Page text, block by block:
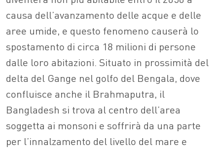
causa dell’avanzamento delle acque e delle
aree umide, e questo fenomeno causerà lo
spostamento di circa 18 milioni di persone
dalle loro abitazioni. Situato in prossimità del
delta del Gange nel golfo del Bengala, dove
confluisce anche il Brahmaputra, il
Bangladesh si trova al centro dell’area
soggetta ai monsoni e soffrirà da una parte
per l’innalzamento del livello del mare e